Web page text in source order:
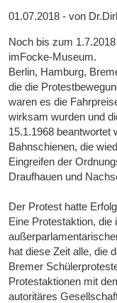
01.07.2018 - von
Noch bis zum
imFocke-Museum.
Berlin, Hamburg,
die die
waren es die
wirksam wurden und
15.1.1968 beantwortet
Bahnschienen, die
Eingreifen der
Draufhauen und
Der Protest hatte
Eine Protestaktion, die
hat diese Zeit alle, die
Bremer
Protestaktionen mit
autoritäres